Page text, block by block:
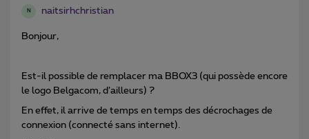
N naitsirhchristian
Bonjour,
Est-il possible de remplacer ma BBOX3 (qui possède encore
le logo Belgacom, d’ailleurs) ?
En effet, il arrive de temps en temps des décrochages de
connexion (connecté sans internet).